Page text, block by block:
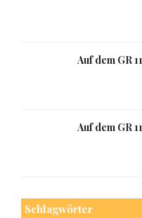
Auf dem GR
Auf dem GR
Schlagwörter